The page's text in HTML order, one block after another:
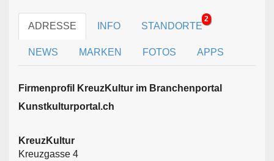
ADRESSE INFO STANDORTE
2
NEWS MARKEN FOTOS APPS
Firmen­profil KreuzKultur im Branchen­portal
Kunstkulturportal.ch
KreuzKultur
Kreuzgasse 4